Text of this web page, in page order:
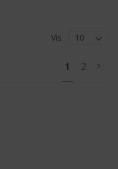
Vis
You're
currently
1 Page
2 Page
Next